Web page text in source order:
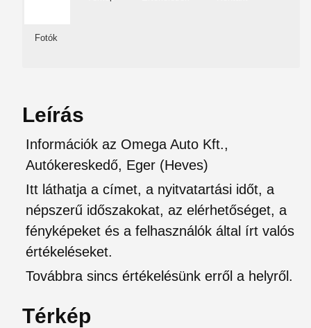
Fotók
Leírás
Információk az Omega Auto Kft.,
Autókereskedő, Eger (Heves)
Itt láthatja a címet, a nyitvatartási időt, a
népszerű időszakokat, az elérhetőséget, a
fényképeket és a felhasználók által írt valós
értékeléseket.
Továbbra sincs értékelésünk erről a helyről.
Térkép